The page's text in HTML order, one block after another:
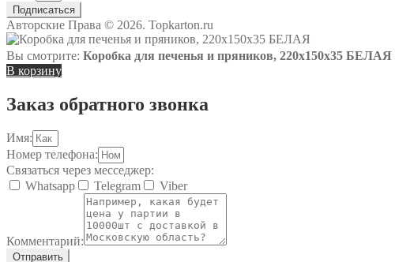
Подписаться
Авторские Права © 2026. Topkarton.ru
Вы смотрите: Коробка для печенья и пряников, 220х150х35 БЕЛАЯ
В корзину
Заказ обратного звонка
Имя:
Номер телефона:
Связаться через месседжер:
Whatsapp
Telegram Viber
Комментарий:
Отправить